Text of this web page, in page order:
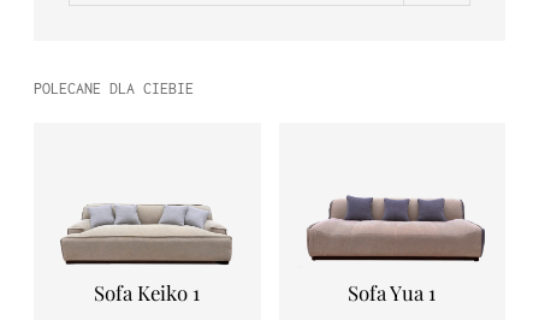
POLECANE DLA CIEBIE
Sofa Keiko 1 Sofa Yua 1